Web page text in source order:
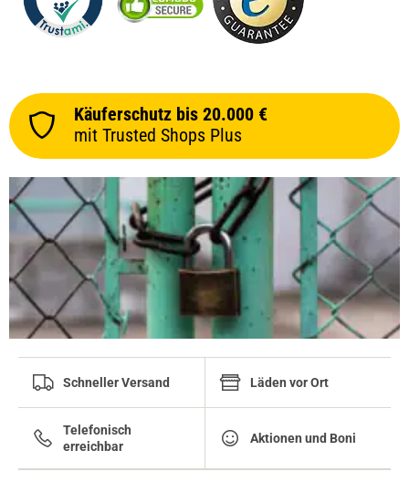
Käuferschutz bis 20.000 €
mit Trusted Shops Plus
Schneller Versand Läden vor Ort
Telefonisch
erreichbar
Aktionen und Boni